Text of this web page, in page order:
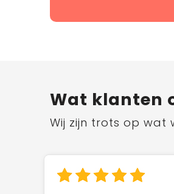
Wat klanten
Wij zijn trots op wat